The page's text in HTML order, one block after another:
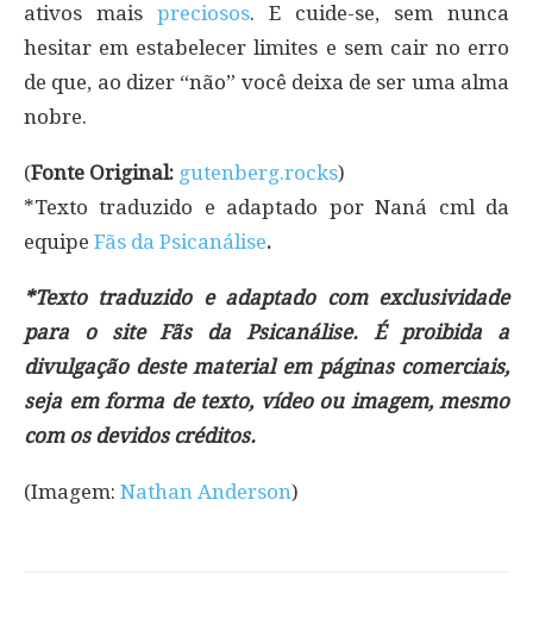
ativos mais preciosos. E cuide-se, sem nunca
hesitar em estabelecer limites e sem cair no erro
de que, ao dizer “não” você deixa de ser uma alma
nobre.
(Fonte Original: gutenberg.rocks)
*Texto traduzido e adaptado por Naná cml da
equipe Fãs da Psicanálise.
*Texto traduzido e adaptado com exclusividade
para o site Fãs da Psicanálise. É proibida a
divulgação deste material em páginas comerciais,
seja em forma de texto, vídeo ou imagem, mesmo
com os devidos créditos.
(Imagem: Nathan Anderson)